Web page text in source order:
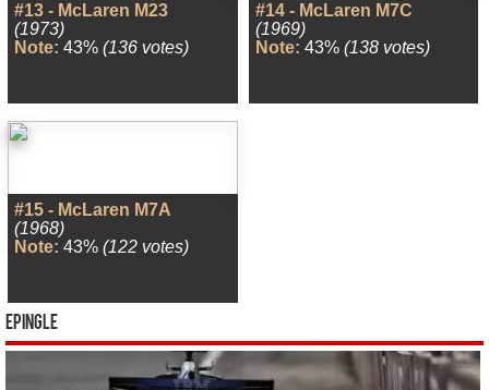
#13 - McLaren M23
(1973)
Note: 43% (136 votes)
#14 - McLaren M7C
(1969)
Note: 43% (138 votes)
#15 - McLaren M7A
(1968)
Note: 43% (122 votes)
Epingle